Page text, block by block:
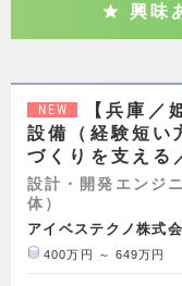
興味
NEW
【兵庫
設備（経験短い
づくりを支える
設計・開発エンジ
体）
アイベステクノ株式
400万円 ～ 649万円